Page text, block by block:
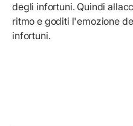
degli infortuni. Quindi
ritmo e goditi l'emozione
infortuni.